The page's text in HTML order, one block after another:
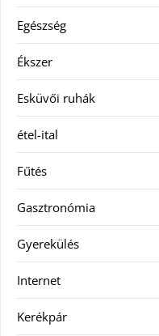
Egészség
Ékszer
Esküvői ruhák
étel-ital
Fűtés
Gasztronómia
Gyerekülés
Internet
Kerékpár